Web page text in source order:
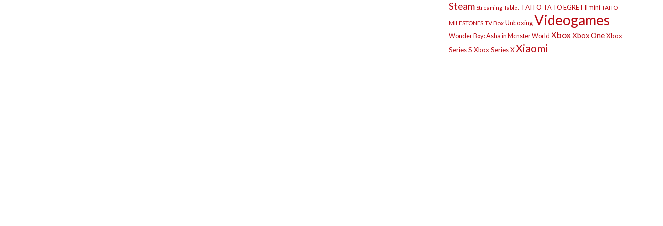
Steam Streaming Tablet TAITO TAITO EGRET II mini TAITO
MILESTONES TV Box UnboxingVideogames
Wonder Boy: Asha in Monster World XboxXbox OneXbox
Series S Xbox Series XXiaomi